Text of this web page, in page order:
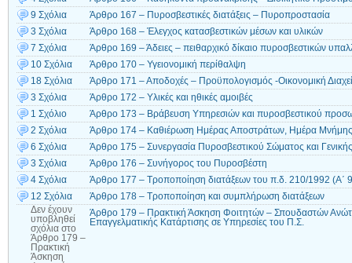
9 Σχόλια
Άρθρο 167 – Πυροσβεστικές διατάξεις – Πυροπροστασία
3 Σχόλια
Άρθρο 168 – Έλεγχος κατασβεστικών μέσων και υλικών
7 Σχόλια
Άρθρο 169 – Άδειες – πειθαρχικό δίκαιο πυροσβεστικών
10 Σχόλια
Άρθρο 170 – Υγειονομική περίθαλψη
18 Σχόλια
Άρθρο 171 – Αποδοχές – Προϋπολογισμός -Οικονομική
3 Σχόλια
Άρθρο 172 – Υλικές και ηθικές αμοιβές
1 Σχόλιο
Άρθρο 173 – Βράβευση Υπηρεσιών και πυροσβεστικού
2 Σχόλια
Άρθρο 174 – Καθιέρωση Ημέρας Αποστράτων, Ημέρα
6 Σχόλια
Άρθρο 175 – Συνεργασία Πυροσβεστικού Σώματος και
3 Σχόλια
Άρθρο 176 – Συνήγορος του Πυροσβέστη
4 Σχόλια
Άρθρο 177 – Τροποποίηση διατάξεων του π.δ. 210/1992 (Α΄
12 Σχόλια
Άρθρο 178 – Τροποποίηση και συμπλήρωση διατάξεων
Δεν έχουν
υποβληθεί
σχόλια στο
Άρθρο 179 –
Πρακτική
Άσκηση
Άρθρο 179 – Πρακτική Άσκηση Φοιτητών – Σπουδαστών
Επαγγελματικής Κατάρτισης σε Υπηρεσίες του Π.Σ.